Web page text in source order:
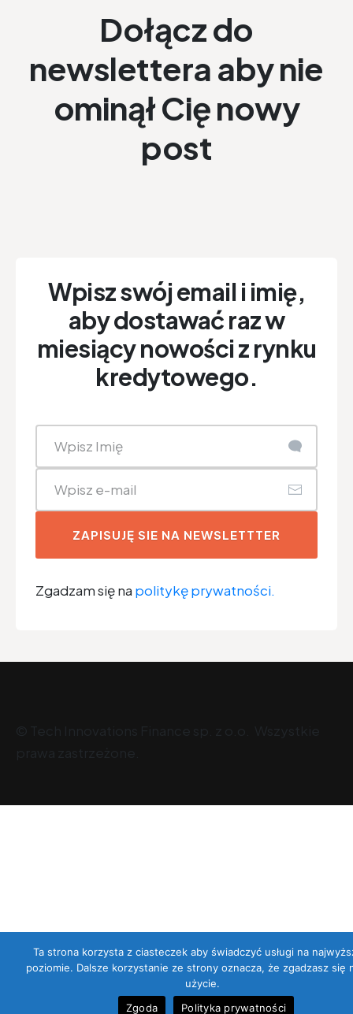
Dołącz do
newslettera aby nie
ominął Cię nowy
post
Wpisz swój email i imię,
aby dostawać raz w
miesiący nowości z rynku
kredytowego.
ZAPISUJĘ SIE NA NEWSLETTTER
Zgadzam się na politykę prywatności.
Ta strona korzysta z ciasteczek aby świadczyć usługi na
poziomie. Dalsze korzystanie ze strony oznacza, że zgadzasz się
użycie.
Zgoda
Polityka prywatności